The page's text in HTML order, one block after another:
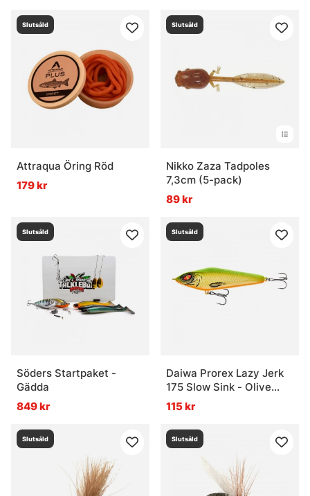
Slutsåld
Attraqua Öring Röd
179 kr
Slutsåld
Nikko Zaza Tadpoles
7,3cm (5-pack)
89 kr
Slutsåld
Söders Startpaket -
Gädda
849 kr
Slutsåld
Daiwa Prorex Lazy Jerk
175 Slow Sink - Olive
Roach
115 kr
Slutsåld Slutsåld